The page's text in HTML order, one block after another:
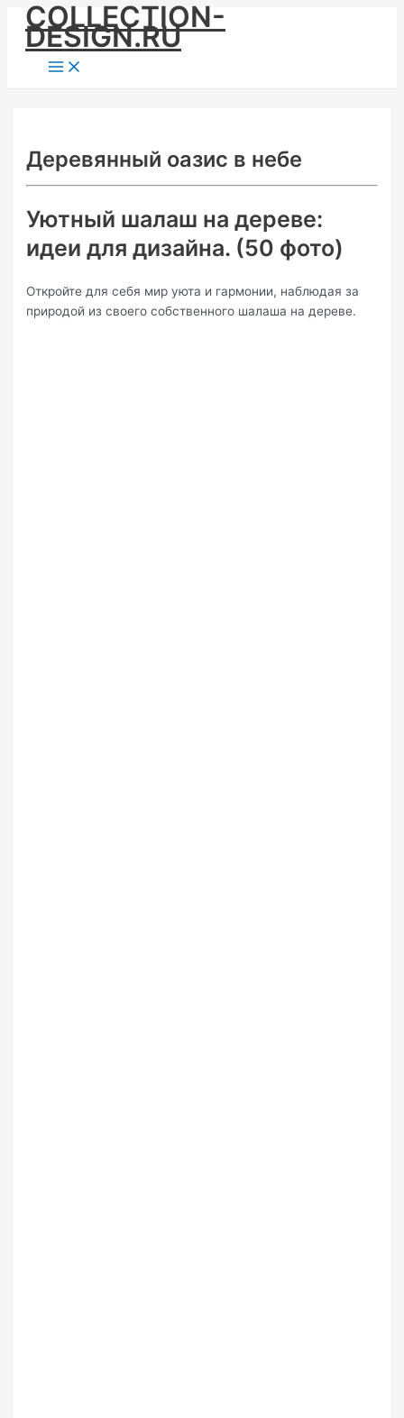
Skip
content
COLLECTION-
DESIGN.RU
Main
Menu
Деревянный оазис в небе
Уютный шалаш на дереве:
идеи для дизайна. (50 фото)
Откройте для себя мир уюта и гармонии, наблюдая за
природой из своего собственного шалаша на дереве.